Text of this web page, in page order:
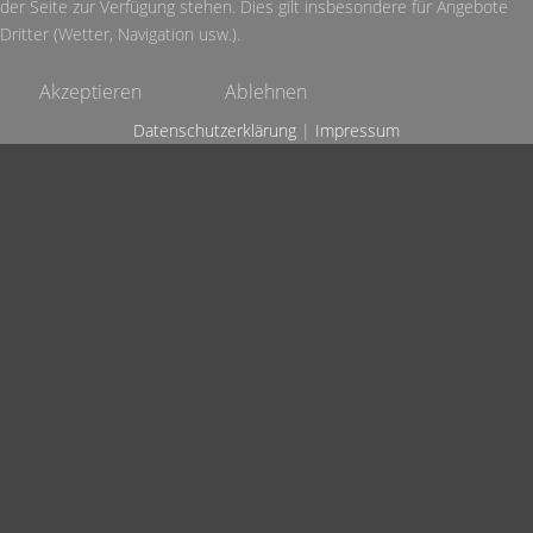
der Seite zur Verfügung stehen. Dies gilt insbesondere für Angebote
Dritter (Wetter, Navigation usw.).
Akzeptieren Ablehnen
Datenschutzerklärung | Impressum